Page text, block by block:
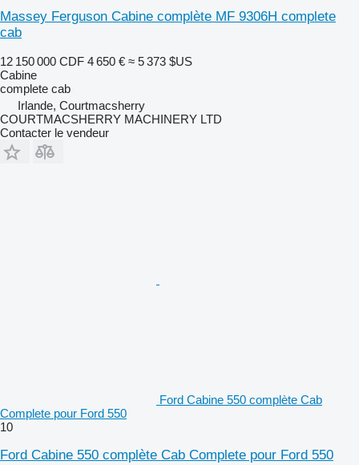
Massey Ferguson Cabine complète MF 9306H complete
cab
12 150 000 CDF 4 650 € ≈ 5 373 $US
Cabine
complete cab
Irlande, Courtmacsherry
COURTMACSHERRY MACHINERY LTD
Contacter le vendeur
Ford Cabine 550 complète Cab
Complete pour Ford 550
10
Ford Cabine 550 complète Cab Complete pour Ford 550